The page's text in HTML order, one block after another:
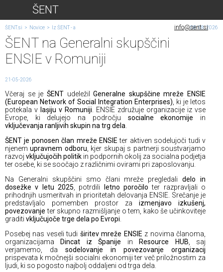
ŠENT
info@sent.si
08. 08. 2026
ŠENT.si > Novice > Iz ŠENT - a
ŠENT na Generalni skupščini
ENSIE v Romuniji
21-05-2026
Včeraj se je ŠENTudeležilGeneralne skupščine mreže ENSIE
(European Network of Social Integration Enterprises) , ki je letos
potekala v Iașiju v Romuniji . ENSIE združuje organizacije iz vse
Evrope, ki delujejo na področju socialne ekonomije in
vključevanja ranljivih skupin na trg dela
ŠENT je ponosen član mreže ENSIE ter aktiven sodelujoči tudi v
njenemupravnem odboru , kjer skupaj s partnerji soustvarjamo
razvoj vključujočih politik in podpornih okolij za socialna podjetja
ter osebe, ki se soočajo z različnimi ovirami pri zaposlovanju.
Na Generalni skupščini smo člani mreže pregledalidelo in
dosežke v letu 2025 , potrdili letno poročilo ter razpravljali o
prihodnjih usmeritvah in prioritetah delovanja ENSIE. Srečanje je
predstavljalo pomemben prostor za izmenjavo izkušenj,
povezovanje ter skupno razmišljanje o tem, kako še učinkoviteje
graditi vključujoče trge dela po Evropi
Posebej nas veseli tudi širitev mreže ENSIE z novima članoma,
organizacijama Dincat iz Španije in Resource HUB , saj
verjamemo, da sodelovanje in povezovanje organizacij
prispevata k močnejši socialni ekonomiji ter več priložnostim za
ljudi, ki so pogosto najbolj oddaljeni od trga dela.